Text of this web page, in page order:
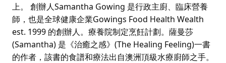
上。 創辦人Samantha Gowing 是行政主廚、臨床營養
師，也是全球健康企業Gowings Food Health Wealth
est. 1999 的創辦人。療養院制定烹飪計劃。薩曼莎
(Samantha) 是《治癒之感》(The Healing Feeling)一書
的作者，該書的食譜和療法出自澳洲頂級水療廚師之手。